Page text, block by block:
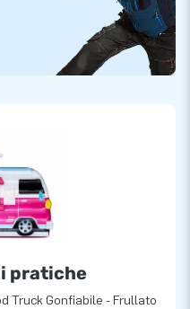
pratiche
Truck Gonfiabile - Frullato